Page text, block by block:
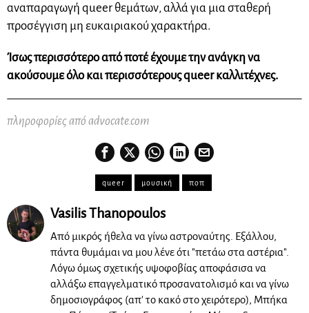
αναπαραγωγή queer θεμάτων, αλλά για μια σταθερή
προσέγγιση μη ευκαιριακού χαρακτήρα.
Ίσως περισσότερο από ποτέ έχουμε την ανάγκη να
ακούσουμε όλο και περισσότερους queer καλλιτέχνες.
πληροφορίες από advocate.com
queer μουσική ποπ
Vasilis Thanopoulos
Από μικρός ήθελα να γίνω αστροναύτης. Εξάλλου,
πάντα θυμάμαι να μου λένε ότι "πετάω στα αστέρια".
Λόγω όμως σχετικής υψοφοβίας αποφάσισα να
αλλάξω επαγγελματικό προσανατολισμό και να γίνω
δημοσιογράφος (απ' το κακό στο χειρότερο), Μπήκα